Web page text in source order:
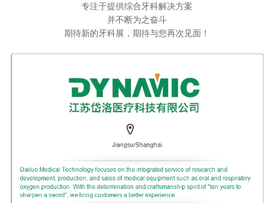
专注于提供综合牙科解决方案
并不断为之奋斗
期待新的牙科展，期待与您再次见面！